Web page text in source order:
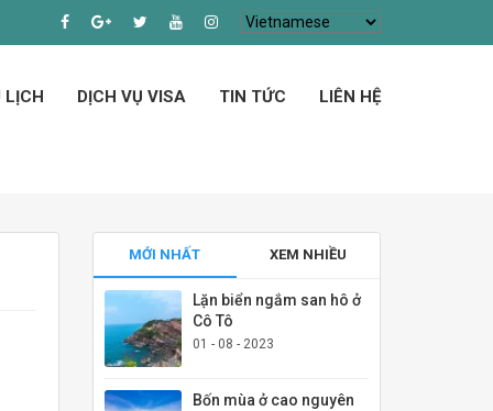
LỊCH DỊCH VỤ VISA TIN TỨC LIÊN HỆ
MỚI NHẤT XEM NHIỀU
Lặn biển ngắm san hô ở
Cô Tô
01 - 08 - 2023
Bốn mùa ở cao nguyên